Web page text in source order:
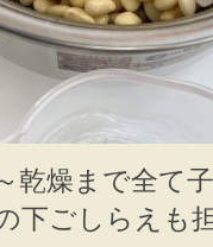
乾燥まで全て
下ごしらえも